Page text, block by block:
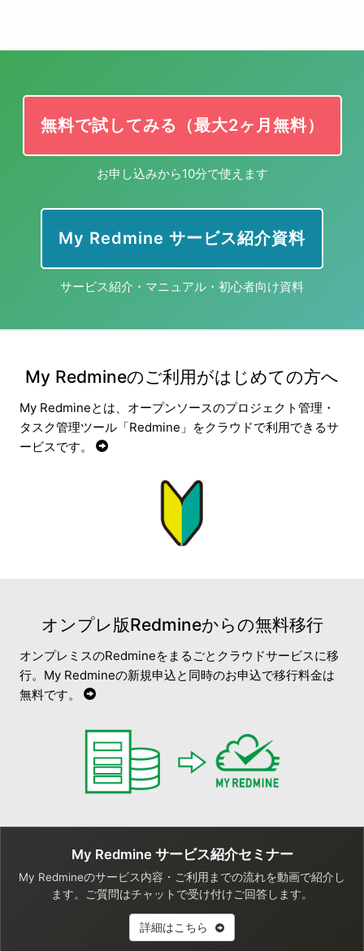
無料で試してみる（最大2ヶ月無料）
お申し込みから10分で使えます
My Redmine サービス紹介資料
サービス紹介・マニュアル・初心者向け資料
My Redmineのご利用がはじめての方へ
My Redmineとは、オープンソースのプロジェクト管理・
タスク管理ツール「Redmine」をクラウドで利用できるサ
ービスです。
オンプレ版Redmineからの無料移行
オンプレミスのRedmineをまるごとクラウドサービスに移
行。My Redmineの新規申込と同時のお申込で移行料金は
無料です。
My Redmine サービス紹介セミナー
My Redmineのサービス内容・ご利用までの流れを動画で紹介し
ます。ご質問はチャットで受け付けご回答します。
詳細はこちら